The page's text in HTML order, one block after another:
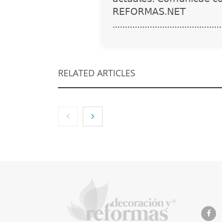
𝖱𝖤𝖥𝖮𝖱𝖬𝖠𝖲.𝖭𝖤𝖳
RELATED ARTICLES
NOVA: innovación y
diseño que